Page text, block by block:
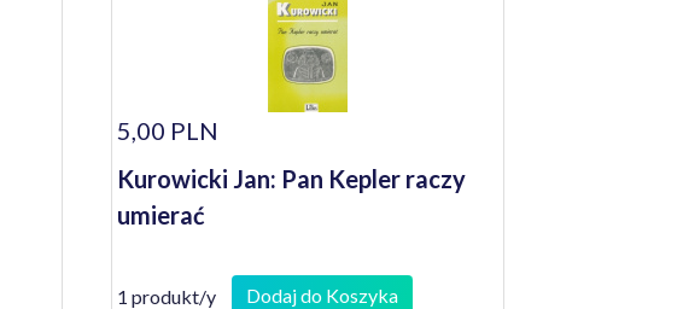
5,00 PLN
Kurowicki Jan: Pan Kepler raczy
umierać
1 produkt/y Dodaj do Koszyka